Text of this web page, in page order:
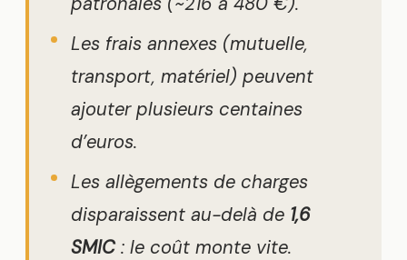
Les frais annexes (mutuelle,
transport, matériel) peuvent
ajouter plusieurs centaines
d’euros.
Les allègements de charges
disparaissent au-delà de 1,6
SMIC : le coût monte vite.